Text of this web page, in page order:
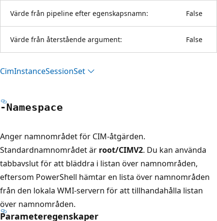
Värde från pipeline efter egenskapsnamn: False
Värde från återstående argument: False
CimInstanceSessionSet
-Namespace
Anger namnområdet för CIM-åtgärden.
Standardnamnområdet är root/CIMV2. Du kan använda
tabbavslut för att bläddra i listan över namnområden,
eftersom PowerShell hämtar en lista över namnområden
från den lokala WMI-servern för att tillhandahålla listan
över namnområden.
Parameteregenskaper